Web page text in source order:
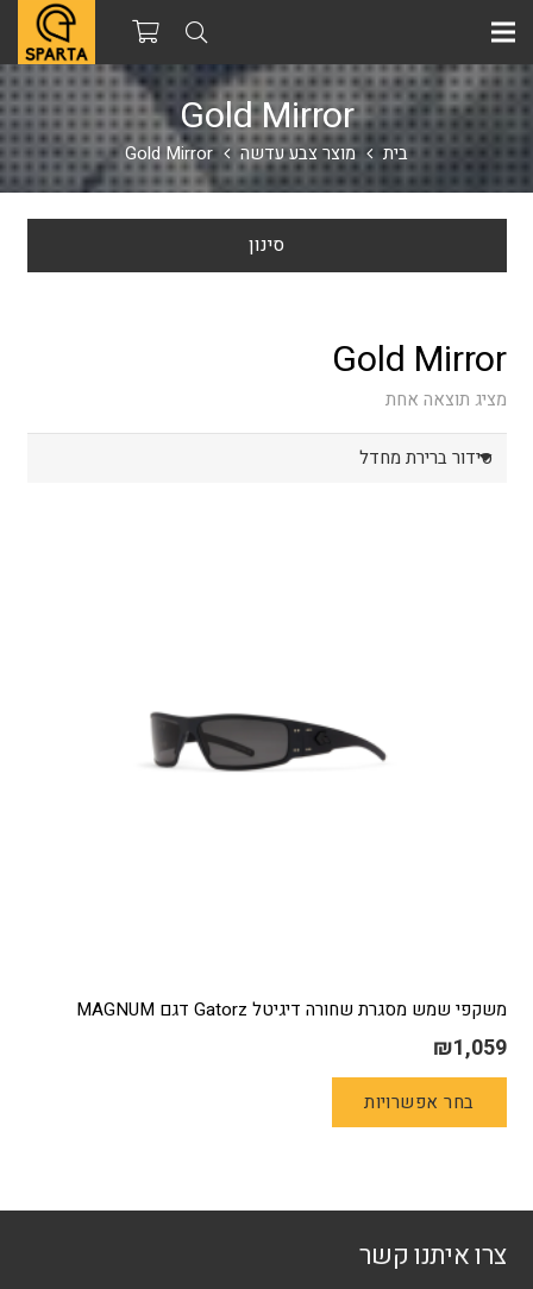
Gold Mirror
בית מוצר צבע עדשה Gold Mirror
Gold Mirror
מציג תוצאה אחת
משקפי שמש מסגרת שחורה דיגיטל Gatorz דגם MAGNUM
₪1,059
בחר אפשרויות
סינון
צרו איתנו קשר